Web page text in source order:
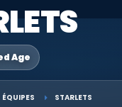
Age
ÉQUIPES STARLETS